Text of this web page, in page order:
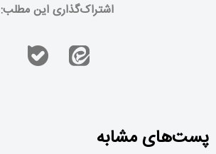
اشتراک‌گذاری این مطلب:
پست‌های مشابه